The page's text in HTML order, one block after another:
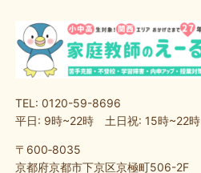
TEL: 0120-59-8696
平日: 9時~22時 土日祝: 15時~22時
〒600‐8035
京都府京都市下京区京極町506-2F